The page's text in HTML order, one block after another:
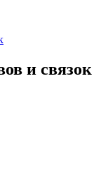
и связок